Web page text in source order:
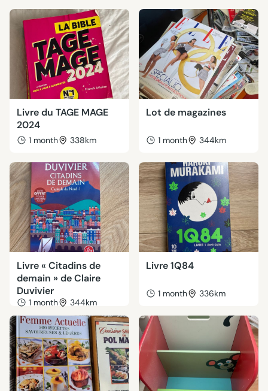
Livre du TAGE MAGE
2024
1 month 338km
Lot de magazines
1 month 344km
Livre « Citadins de
demain » de Claire
Duvivier
1 month 344km
Livre 1Q84
1 month 336km